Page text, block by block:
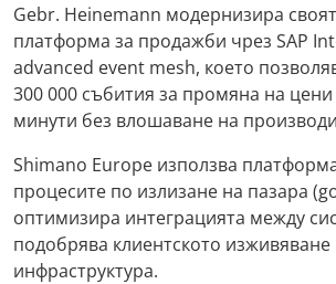
Gebr. Heinemann модернизира
платформа за продажби чрез SAP
advanced event mesh, което
300 000 събития за промяна на
минути без влошаване на
Shimano Europe използва
процесите по излизане на пазара
оптимизира интеграцията между
подобрява клиентското изживяване
инфраструктура.